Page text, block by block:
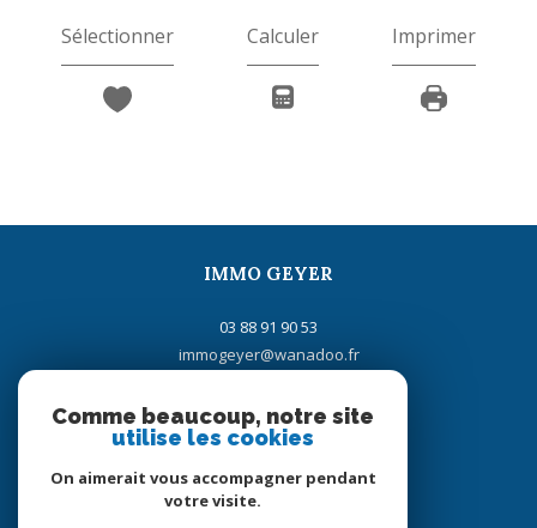
Sélectionner Calculer Imprimer
IMMO GEYER
03 88 91 90 53
immogeyer@wanadoo.fr
67700
saverne
Comme beaucoup, notre site
utilise les cookies
On aimerait vous accompagner pendant
votre visite.